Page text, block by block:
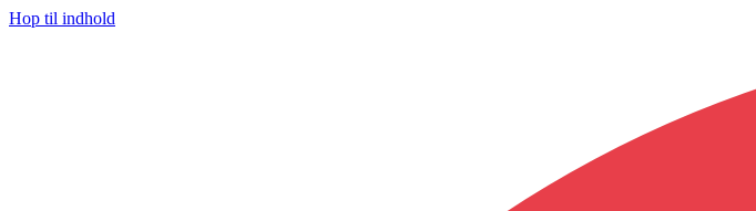
Hop til indhold